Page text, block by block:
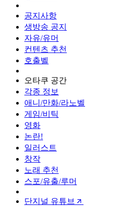
공지사항
생방송 공지
자유/유머
컨텐츠 추천
호출벨
오타쿠 공간
각종 정보
애니/만화/라노벨
게임/비틱
영화
논란!
일러스트
창작
노래 추천
스포/유출/루머
단지널 유튜브